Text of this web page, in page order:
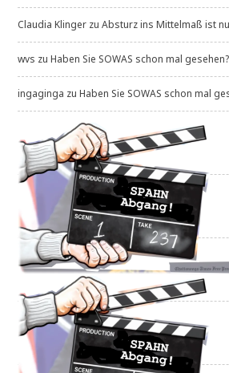
Claudia Klinger zuAbsturz ins Mittelmaß ist
wvs zuHaben Sie SOWAS schon mal gesehen?
ingaginga zuHaben Sie SOWAS schon mal